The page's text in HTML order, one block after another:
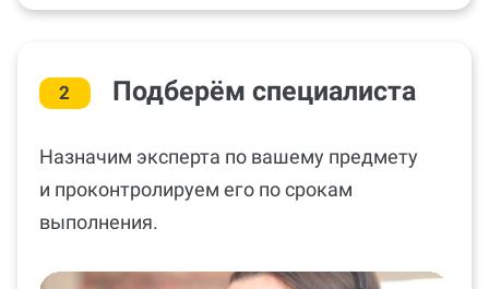
2 Подберём специалиста
Назначим эксперта по вашему предмету
и проконтролируем его по срокам
выполнения.